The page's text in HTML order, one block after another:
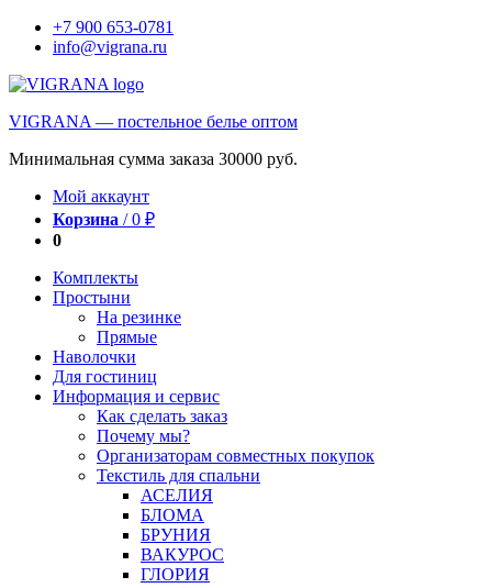
+7 900 653-0781
info@vigrana.ru
VIGRANA — постельное белье оптом
Минимальная сумма заказа 30000 руб.
Мой аккаунт
Корзина /0 ₽
0
Комплекты
Простыни
На резинке
Прямые
Наволочки
Для гостиниц
Информация и сервис
Как сделать заказ
Почему мы?
Организаторам совместных покупок
Текстиль для спальни
АСЕЛИЯ
БЛОМА
БРУНИЯ
ВАКУРОС
ГЛОРИЯ